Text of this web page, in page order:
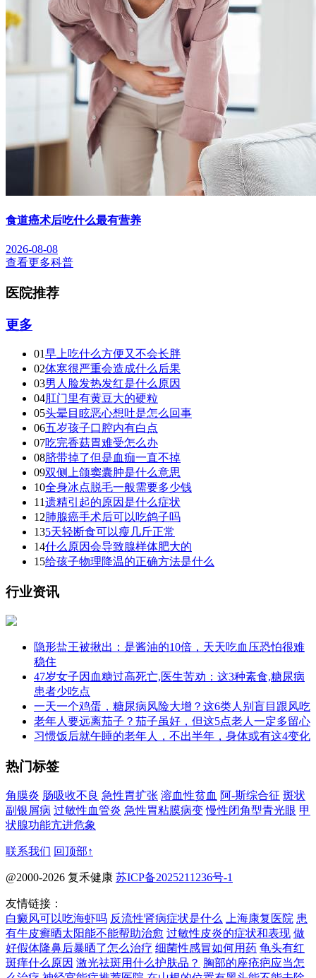
食道癌术后吃什么最有营养
2026-08-08
查看更多科普
医院推荐
更多
01早上吃什么方便又不会长胖
02体寒很严重会造成什么后果
03男人脸发热发红是什么原因
04肛门里有黄豆大的硬粒
05头晕目眩恶心想吐是怎么回事
06五岁孩子口腔内有白点
07吃完香菇胃难受怎么办
08脐带掉了但是血痂一直不掉
09双侧上颌窦囊肿是什么意思
10全身冰点脱毛一般需要多少钱
11遗精引起的原因是什么症状
12肺腺癌手术后可以吃鸽子吗
135天轻断食可以瘦几斤正常
14什么原因会导致腺样体肥大的
15给孩子物理降温的正确方法是什么
行业资讯
隐形盐王被揪出：是酱油的10倍，天天吃血压恐怕很难
稳住
47岁女子因血糖过高死亡,医生苦劝：这3种素食,糖尿病
患者少吃点
一天一个鸡蛋，糖尿病风险大增？这6类人别盲目跟风吃
老年人要远离茄子？茄子虽好，但这5点老人一定多留心
习惯饭后就午睡的老年人，不出半年，身体或有这4变化
热门标签
角膜炎 肠吸收不良 急性胃扩张 溶血性贫血 阿-斯综合征 斑状
副银屑病 过敏性血管炎 急性胃粘膜病变 慢性闭角型青光眼 甲
状腺功能亢进危象
联系我们 回顶部↑
@2000-2026 复禾健康 苏ICP备2025211236号-1
友情链接：
白癜风可以吃海虾吗 反流性肾病症状是什么 上海康复医院 患
有牛皮癣晒太阳能不能帮助治愈 过敏性皮炎的症状和表现 做
好假体隆鼻后暴晒了怎么治疗 细菌性感冒如何用药 龟头有红
斑痒什么原因 激光祛斑用什么护肤品？ 胸部的座疮疤应当怎